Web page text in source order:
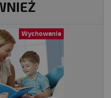
Wychowanie